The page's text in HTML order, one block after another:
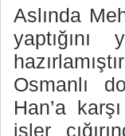
Aslında
yaptığını
Osmanlı
Han’a
işler